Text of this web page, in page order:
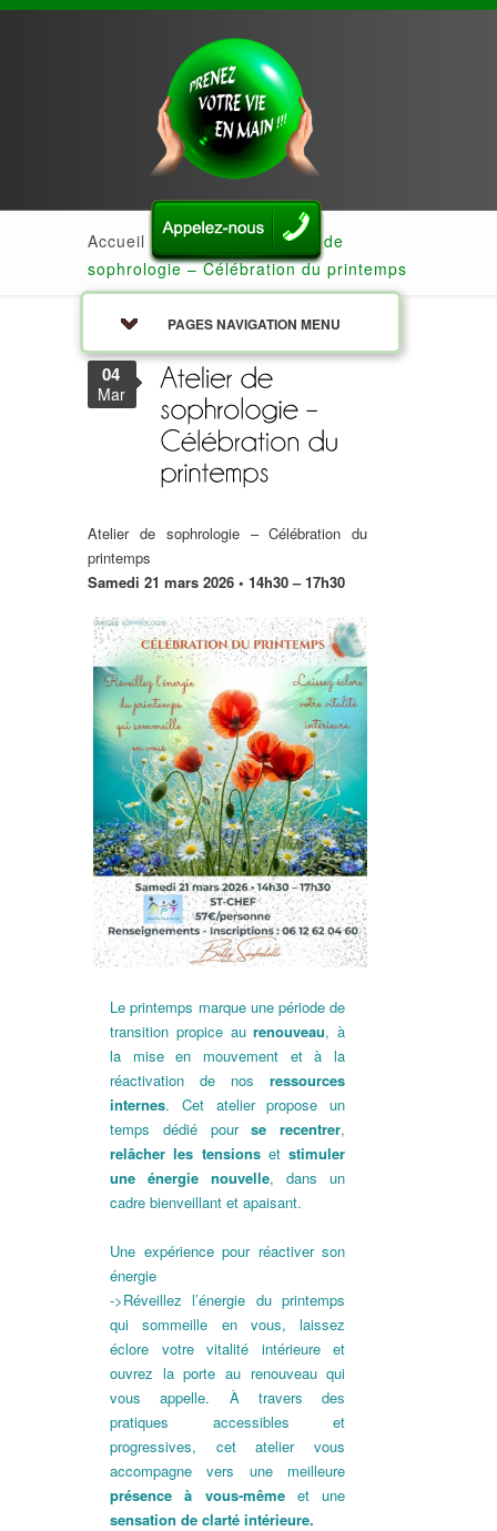
PAGES NAVIGATION MENU
Accueil » Actualités » Atelier de
sophrologie – Célébration du printemps
04
Mar
Atelier de sophrologie – Célébration du
printemps
Samedi 21 mars 2026 • 14h30 – 17h30
Le printemps marque une période de
transition propice aurenouveau, à
la mise en mouvement et à la
réactivation de nosressources
internes. Cet atelier propose un
temps dédié pourse recentrer,
relâcher les tensionsetstimuler
une énergie nouvelle, dans un
cadre bienveillant et apaisant.
Une expérience pour réactiver son
énergie
->Réveillez l’énergie du printemps
qui sommeille en vous, laissez
éclore votre vitalité intérieure et
ouvrez la porte au renouveau qui
vous appelle. À travers des
pratiques accessibles et
progressives, cet atelier vous
accompagne vers une meilleure
présence à vous‑mêmeet une
sensation de clarté intérieure.